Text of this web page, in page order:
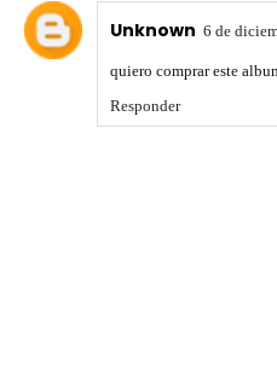
Unknown 6 de
quiero comprar este
Responder